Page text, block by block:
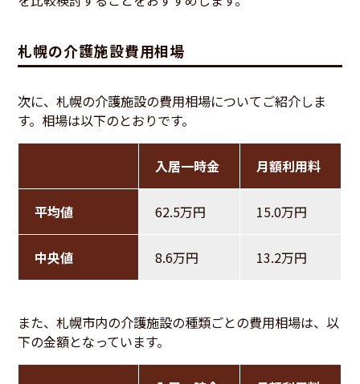
札幌の介護施設費用相場
次に、札幌の介護施設の費用相場についてご紹介しま
す。相場は以下のとおりです。
入居一時金 月額利用料
平均値 62.5万円 15.0万円
中央値 8.6万円 13.2万円
また、札幌市内の介護施設の種類ごとの費用相場は、以
下の金額となっています。